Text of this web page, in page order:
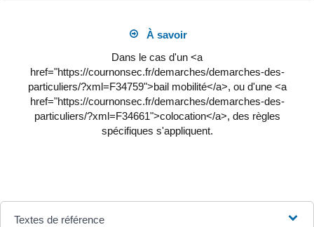
À savoir
Dans le cas d'un <a
href="https://cournonsec.fr/demarches/demarches-des-
particuliers/?xml=F34759">bail mobilité</a>, ou d'une <a
href="https://cournonsec.fr/demarches/demarches-des-
particuliers/?xml=F34661">colocation</a>, des règles
spécifiques s'appliquent.
Textes de référence